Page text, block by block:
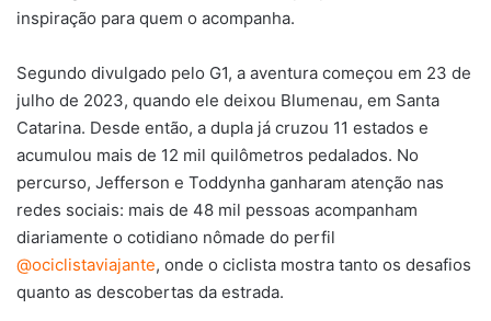
inspiração para quem o acompanha.
Segundo divulgado pelo G1, a aventura começou em 23 de
julho de 2023, quando ele deixou Blumenau, em Santa
Catarina. Desde então, a dupla já cruzou 11 estados e
acumulou mais de 12 mil quilômetros pedalados. No
percurso, Jefferson e Toddynha ganharam atenção nas
redes sociais: mais de 48 mil pessoas acompanham
diariamente o cotidiano nômade do perfil
@ociclistaviajante, onde o ciclista mostra tanto os desafios
quanto as descobertas da estrada.